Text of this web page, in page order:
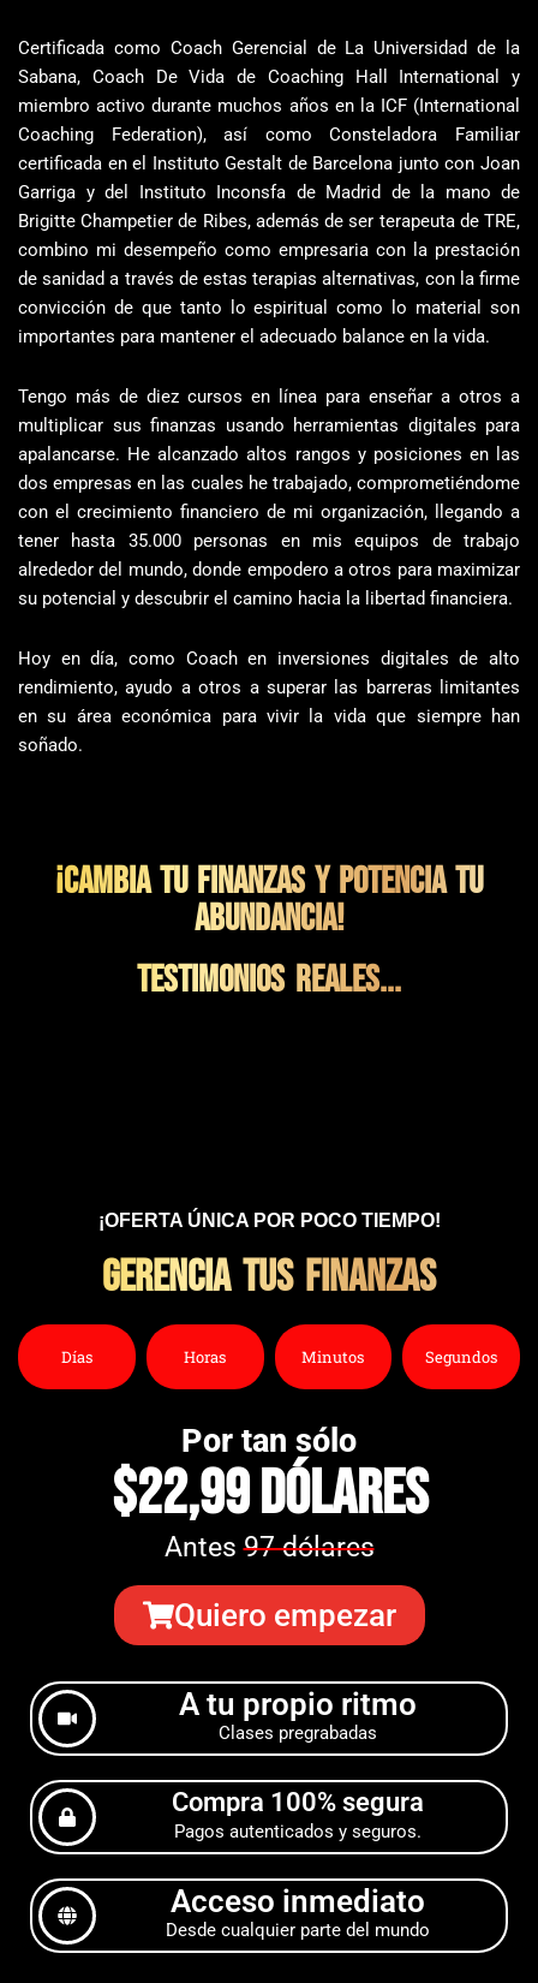
Certificada como Coach Gerencial de La Universidad de la
Sabana, Coach De Vida de Coaching Hall International y
miembro activo durante muchos años en la ICF (International
Coaching Federation), así como Consteladora Familiar
certificada en el Instituto Gestalt de Barcelona junto con Joan
Garriga y del Instituto Inconsfa de Madrid de la mano de
Brigitte Champetier de Ribes, además de ser terapeuta de TRE,
combino mi desempeño como empresaria con la prestación
de sanidad a través de estas terapias alternativas, con la firme
convicción de que tanto lo espiritual como lo material son
importantes para mantener el adecuado balance en la vida.
Tengo más de diez cursos en línea para enseñar a otros a
multiplicar sus finanzas usando herramientas digitales para
apalancarse. He alcanzado altos rangos y posiciones en las
dos empresas en las cuales he trabajado, comprometiéndome
con el crecimiento financiero de mi organización, llegando a
tener hasta 35.000 personas en mis equipos de trabajo
alrededor del mundo, donde empodero a otros para maximizar
su potencial y descubrir el camino hacia la libertad financiera.
Hoy en día, como Coach en inversiones digitales de alto
rendimiento, ayudo a otros a superar las barreras limitantes
en su área económica para vivir la vida que siempre han
soñado.
¡CAMBIA TU FINANZAS Y POTENCIA TU
ABUNDANCIA!
TESTIMONIOS REALES...
¡OFERTA ÚNICA POR POCO TIEMPO!
gerencia tus finanzas
Días Horas Minutos Segundos
Por tan sólo
$22,99 dólares
Antes97 dólares
Quiero empezar
A tu propio ritmo
Clases pregrabadas
Compra 100% segura
Pagos autenticados y seguros.
Acceso inmediato
Desde cualquier parte del mundo